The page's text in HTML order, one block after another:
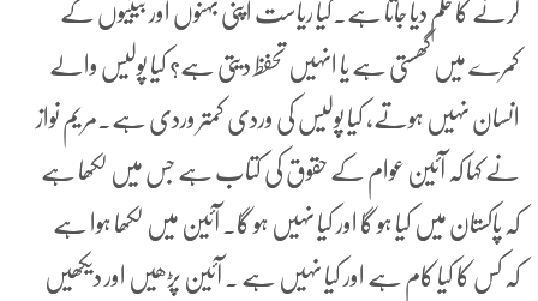
کرنے کا حکم دیا جاتا ہے۔کیا ریاست اپنی بہنوں اور بیٹیوں کے
کمرے میں گھستی ہے یا انہیں تحفظ دیتی ہے؟ کیا پولیس والے
انسان نہیں ہوتے، کیا پولیس کی وردی کمتر وردی ہے۔مریم نواز
نے کہا کہ آئین عوام کے حقوق کی کتاب ہے جس میں لکھا ہے
کہ پاکستان میں کیا ہو گا اور کیا نہیں ہو گا۔ آئین میں لکھا ہوا ہے
کہ کس کا کیا کام ہے اور کیا نہیں ہے ۔ آئین پڑھیں اور دیکھیں